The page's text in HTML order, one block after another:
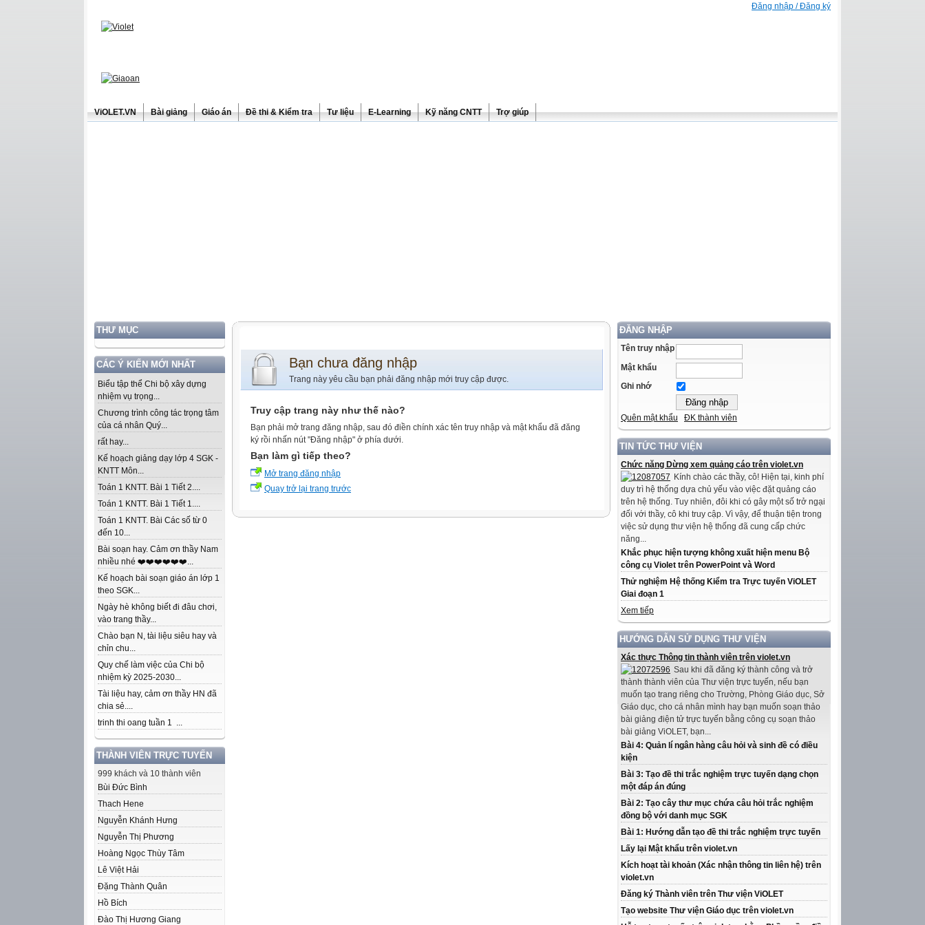
Đăng nhập / Đăng ký
ViOLET.VN Bài giảng Giáo án Đề thi & Kiểm tra Tư liệu E-Learning Kỹ năng CNTT Trợ giúp
THƯ MỤC
CÁC Ý KIẾN MỚI NHẤT
Biểu tập thể Chi bộ xây dựng
nhiệm vụ trọng...
Chương trình công tác trọng tâm
của cá nhân Quý...
rất hay...
Kế hoạch giảng dạy lớp 4 SGK -
KNTT Môn...
Toán 1 KNTT. Bài 1 Tiết 2....
Toán 1 KNTT. Bài 1 Tiết 1....
Toán 1 KNTT. Bài Các số từ 0
đến 10...
Bài soạn hay. Cảm ơn thầy Nam
nhiều nhé ❤️❤️❤️❤️❤️❤️...
Kế hoạch bài soạn giáo án lớp 1
theo SGK...
Ngày hè không biết đi đâu chơi,
vào trang thầy...
Chào bạn N, tài liệu siêu hay và
chỉn chu...
Quy chế làm việc của Chi bộ
nhiệm kỳ 2025-2030...
Tài liệu hay, cảm ơn thầy HN đã
chia sẻ....
trinh thi oang tuần 1 ...
THÀNH VIÊN TRỰC TUYẾN
999 khách và 10 thành viên
Bùi Đức Bình
Thach Hene
Nguyễn Khánh Hưng
Nguyễn Thị Phương
Hoàng Ngọc Thùy Tâm
Lê Việt Hải
Đặng Thành Quân
Hồ Bích
Đào Thị Hương Giang
ĐĂNG NHẬP
Tên truy nhập
Mật khẩu
Ghi nhớ
Quên mật khẩu ĐK thành viên
TIN TỨC THƯ VIỆN
Chức năng Dừng xem quảng cáo trên violet.vn
Kính chào các thầy, cô! Hiện tại, kinh phí
duy trì hệ thống dựa chủ yếu vào việc đặt quảng cáo
trên hệ thống. Tuy nhiên, đôi khi có gây một số trở ngại
đối với thầy, cô khi truy cập. Vì vậy, để thuận tiện trong
việc sử dụng thư viện hệ thống đã cung cấp chức
năng...
Khắc phục hiện tượng không xuất hiện menu Bộ
công cụ Violet trên PowerPoint và Word
Thử nghiệm Hệ thống Kiểm tra Trực tuyến ViOLET
Giai đoạn 1
Xem tiếp
HƯỚNG DẪN SỬ DỤNG THƯ VIỆN
Xác thực Thông tin thành viên trên violet.vn
Sau khi đã đăng ký thành công và trở
thành thành viên của Thư viện trực tuyến, nếu bạn
muốn tạo trang riêng cho Trường, Phòng Giáo dục, Sở
Giáo dục, cho cá nhân mình hay bạn muốn soạn thảo
bài giảng điện tử trực tuyến bằng công cụ soạn thảo
bài giảng ViOLET, bạn...
Bài 4: Quản lí ngân hàng câu hỏi và sinh đề có điều
kiện
Bài 3: Tạo đề thi trắc nghiệm trực tuyến dạng chọn
một đáp án đúng
Bài 2: Tạo cây thư mục chứa câu hỏi trắc nghiệm
đồng bộ với danh mục SGK
Bài 1: Hướng dẫn tạo đề thi trắc nghiệm trực tuyến
Lấy lại Mật khẩu trên violet.vn
Kích hoạt tài khoản (Xác nhận thông tin liên hệ) trên
violet.vn
Đăng ký Thành viên trên Thư viện ViOLET
Tạo website Thư viện Giáo dục trên violet.vn
Bạn chưa đăng nhập
Trang này yêu cầu bạn phải đăng nhập mới truy cập được.
Truy cập trang này như thế nào?
Bạn phải mở trang đăng nhập, sau đó điền chính xác tên truy nhập và mật khẩu đã đăng
ký rồi nhấn nút "Đăng nhập" ở phía dưới.
Bạn làm gì tiếp theo?
Mở trang đăng nhập
Quay trở lại trang trước